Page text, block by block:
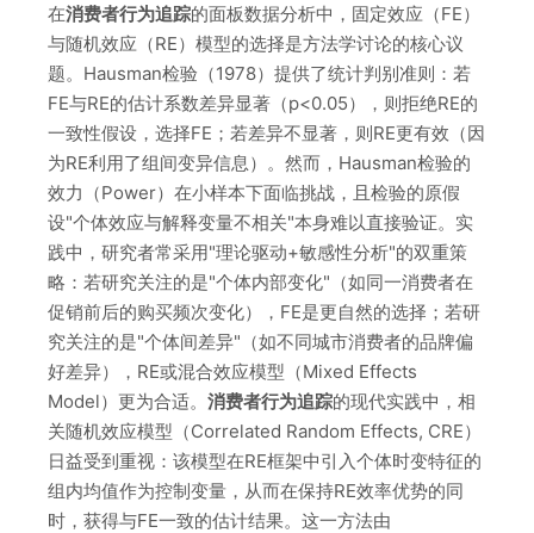
在消费者行为追踪的面板数据分析中，固定效应（FE）
与随机效应（RE）模型的选择是方法学讨论的核心议
题。Hausman检验（1978）提供了统计判别准则：若
FE与RE的估计系数差异显著（p<0.05），则拒绝RE的
一致性假设，选择FE；若差异不显著，则RE更有效（因
为RE利用了组间变异信息）。然而，Hausman检验的
效力（Power）在小样本下面临挑战，且检验的原假
设"个体效应与解释变量不相关"本身难以直接验证。实
践中，研究者常采用"理论驱动+敏感性分析"的双重策
略：若研究关注的是"个体内部变化"（如同一消费者在
促销前后的购买频次变化），FE是更自然的选择；若研
究关注的是"个体间差异"（如不同城市消费者的品牌偏
好差异），RE或混合效应模型（Mixed Effects
Model）更为合适。 消费者行为追踪的现代实践中，相
关随机效应模型（Correlated Random Effects, CRE）
日益受到重视：该模型在RE框架中引入个体时变特征的
组内均值作为控制变量，从而在保持RE效率优势的同
时，获得与FE一致的估计结果。这一方法由